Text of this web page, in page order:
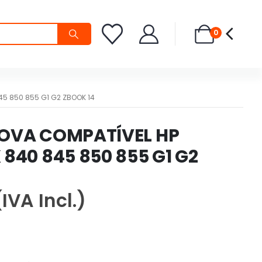
0
850 855 G1 G2 ZBOOK 14
COMPATÍVEL HP
840 845 850 855 G1 G2
Incl.)